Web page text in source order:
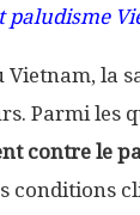
paludisme
Vietnam, la
Parmi les
contre le
conditions